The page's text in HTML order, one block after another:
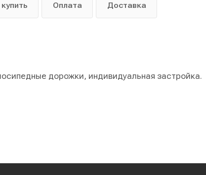
Оплата Доставка
дорожки, индивидуальная застройка.